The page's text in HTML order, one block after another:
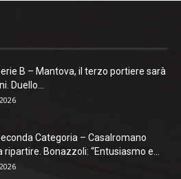
B – Mantova, il terzo portiere sarà
Duello...
Categoria – Casalromano
ripartire. Bonazzoli: “Entusiasmo e...